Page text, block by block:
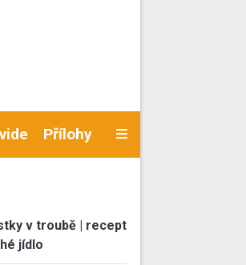
Přílohy
v troubě | recept
jídlo